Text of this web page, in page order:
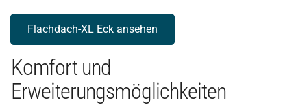
Flachdach-XL Eck ansehen
Komfort und
Erweiterungsmöglichkeiten